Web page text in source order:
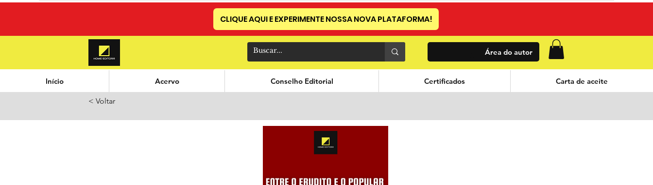
Área do autor
CLIQUE AQUI E EXPERIMENTE NOSSA NOVA PLATAFORMA!
Início Acervo Conselho Editorial Certificados Carta de aceite
< Voltar